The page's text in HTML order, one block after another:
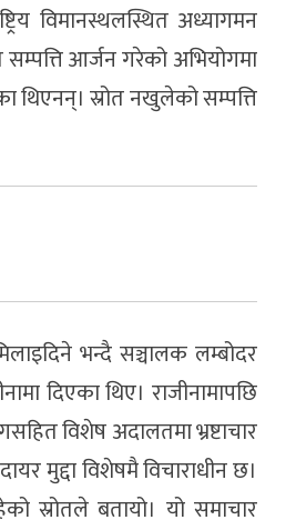
विमानस्थलस्थित अध्यागमन
आर्जन गरेको अभियोगमा
थिएनन्। स्रोत नखुलेको सम्पत्ति
भन्दै सञ्चालक लम्बोदर
दिएका थिए। राजीनामापछि
विशेष अदालतमा भ्रष्टाचार
मुद्दा विशेषमै विचाराधीन छ।
स्रोतले बतायो। यो समाचार